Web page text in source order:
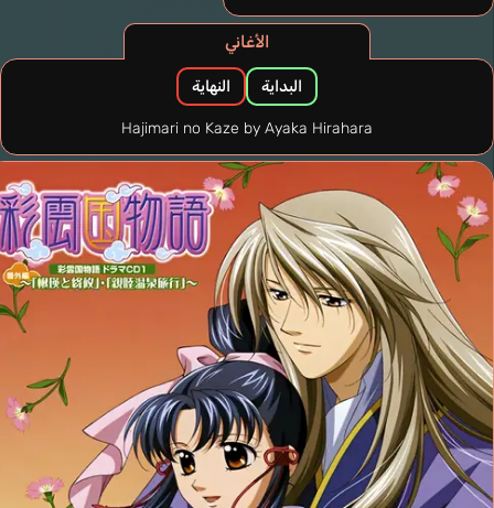
الأغاني
البداية النهاية
Hajimari no Kaze by Ayaka Hirahara